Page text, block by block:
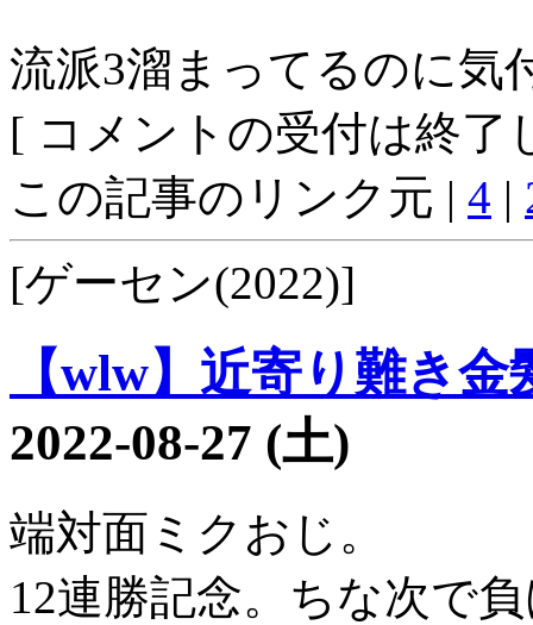
流派3溜まってるのに気
[ コメントの受付は終了
この記事のリンク元 | 4 |
[ゲーセン(2022)]
【wlw】近寄り難き
2022-08-27 (土)
端対面ミクおじ。
12連勝記念。ちな次で